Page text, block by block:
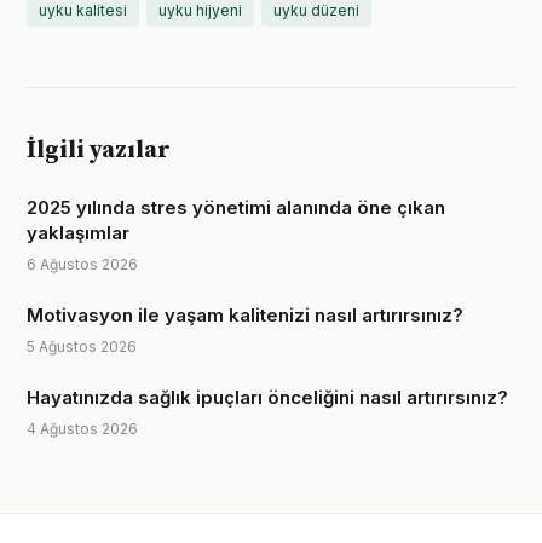
uyku kalitesi uyku hijyeni uyku düzeni
İlgili yazılar
2025 yılında stres yönetimi alanında öne çıkan
yaklaşımlar
6 Ağustos 2026
Motivasyon ile yaşam kalitenizi nasıl artırırsınız?
5 Ağustos 2026
Hayatınızda sağlık ipuçları önceliğini nasıl artırırsınız?
4 Ağustos 2026